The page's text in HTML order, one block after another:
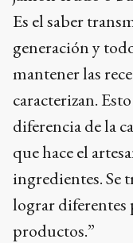
Es el saber
generación y
mantener las
caracterizan.
diferencia de la
que hace el
ingredientes. Se
lograr diferentes
productos.”